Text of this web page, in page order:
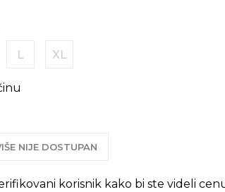
L XL
NIJE DOSTUPAN
korisnik kako bi ste videli